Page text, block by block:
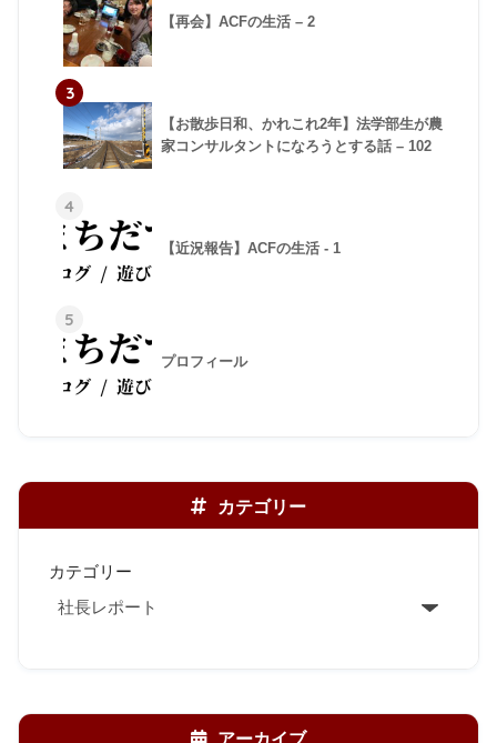
【再会】ACFの生活 – 2
3
【お散歩日和、かれこれ2年】法学部生が農
家コンサルタントになろうとする話 – 102
4
【近況報告】ACFの生活 - 1
5
プロフィール
カテゴリー
カテゴリー
アーカイブ